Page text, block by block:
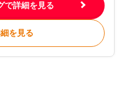
で詳細を見る
を見る